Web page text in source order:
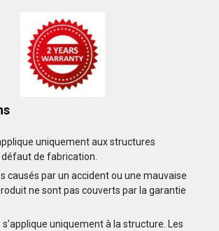
uniquement aux structures
de fabrication.
causés par un accident ou une mauvaise
ne sont pas couverts par la garantie
uniquement à la structure. Les